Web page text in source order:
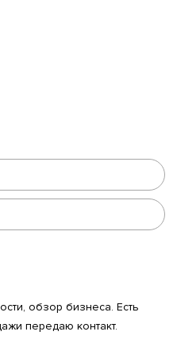
обзор бизнеса. Есть
передаю контакт.